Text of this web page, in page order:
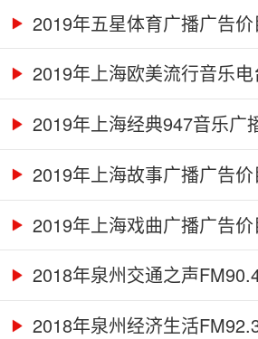
2019年五星体育广播广告
2019年上海欧美流行音乐
2019年上海经典947音乐广
2019年上海故事广播广告
2019年上海戏曲广播广告
2018年泉州交通之声
2018年泉州经济生活